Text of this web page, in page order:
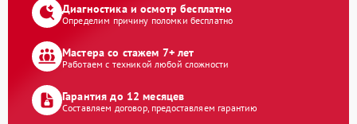
Диагностика и осмотр бесплатно
Определим причину поломки бесплатно
Мастера со стажем 7+ лет
Работаем с техникой любой сложности
Гарантия до 12 месяцев
Составляем договор, предоставляем гарантию